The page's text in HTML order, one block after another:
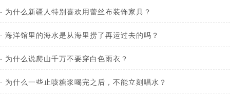
· 为什么新疆人特别喜欢用蕾丝布装饰家具？
· 海洋馆里的海水是从海里捞了再运过去的吗？
· 为什么说爬山千万不要穿白色雨衣？
· 为什么一些止咳糖浆喝完之后，不能立刻唱水？